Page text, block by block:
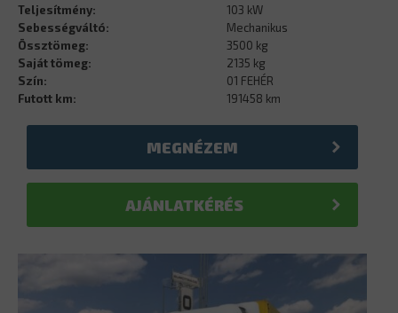
Teljesítmény:
103 kW
Sebességváltó:
Mechanikus
Össztömeg:
3500 kg
Saját tömeg:
2135 kg
Szín:
01 FEHÉR
Futott km:
191458 km
MEGNÉZEM
AJÁNLATKÉRÉS